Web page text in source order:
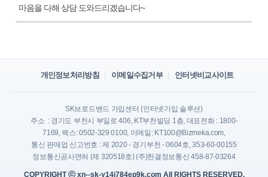
마음을 다해 상담 도와드리겠습니다~
개인정보처리방침 이메일수집거부 인터넷비교사이트
SK브로드밴드 가입센터 (인터넷가입 솔루션)
주소 : 경기도 부천시 부일로 406, KT부천빌딩 1층, 대표전화 : 1800-
7169, 팩스: 0502-329 0100, 이메일: KT100@Bizmeka.com,
통신 판매업 신고번호 : 제 2020 - 경기부천 - 0604호, 353-60-00155
정보통신공사면허 (제 320518호) (주)한결정보통신 458-87-03264
COPYRIGHT ⓒ xn--sk-y14i784ep9k.com All RIGHTS RESERVED.